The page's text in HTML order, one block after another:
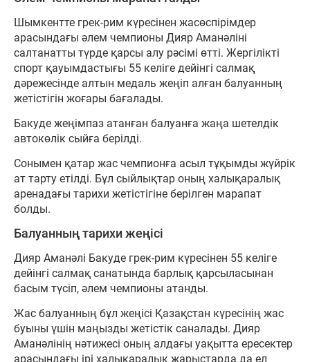
Шымкентте грек-рим күресінен жасөспірімдер
арасындағы әлем чемпионы Дияр Аманәліні
салтанатты түрде қарсы алу рәсімі өтті. Жергілікті
спорт қауымдастығы 55 келіге дейінгі салмақ
дәрежесінде алтын медаль жеңіп алған балуанның
жетістігін жоғары бағалады.
Бакуде жеңімпаз атанған балуанға жаңа шетелдік
автокөлік сыйға берілді.
Сонымен қатар жас чемпионға асыл тұқымды жүйрік
ат тарту етілді. Бұл сыйлықтар оның халықаралық
аренадағы тарихи жетістігіне берілген марапат
болды.
Балуанның тарихи жеңісі
Дияр Аманәлі Бакуде грек-рим күресінен 55 келіге
дейінгі салмақ санатында барлық қарсыласынан
басым түсіп, әлем чемпионы атанды.
Жас балуанның бұл жеңісі Қазақстан күресінің жас
буыны үшін маңызды жетістік саналады. Дияр
Аманәлінің нәтижесі оның алдағы уақытта ересектер
арасындағы ірі халықаралық жарыстарда да ел